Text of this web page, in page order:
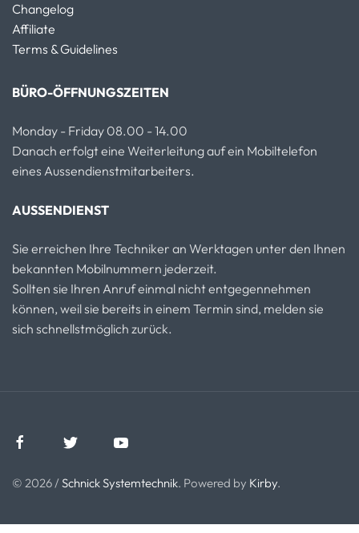
Changelog
Affiliate
Terms & Guidelines
BÜRO-ÖFFNUNGSZEITEN
Monday - Friday 08.00 - 14.00
Danach erfolgt eine Weiterleitung auf ein Mobiltelefon
eines Aussendienstmitarbeiters.
AUSSENDIENST
Sie erreichen Ihre Techniker an Werktagen unter den Ihnen
bekannten Mobilnummern jederzeit.
Sollten sie Ihren Anruf einmal nicht entgegennehmen
können, weil sie bereits in einem Termin sind, melden sie
sich schnellstmöglich zurück.
© 2026 /Schnick Systemtechnik. Powered by Kirby.